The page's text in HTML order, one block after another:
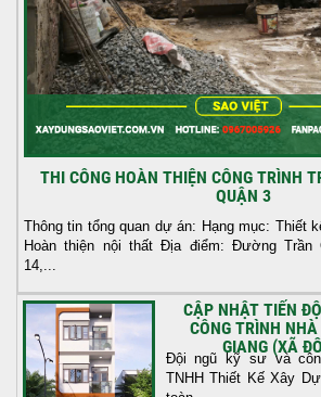
THI CÔNG HOÀN THIỆN CÔNG TRÌNH
QUẬN 3
Thông tin tổng quan dự án: Hạng mục: Thiết
Hoàn thiện nội thất Địa điểm: Đường Trần
14,...
CẬP NHẬT TIẾN
CÔNG TRÌNH
GIANG (XÃ
Đội ngũ kỹ sư và
TNHH Thiết Kế Xây